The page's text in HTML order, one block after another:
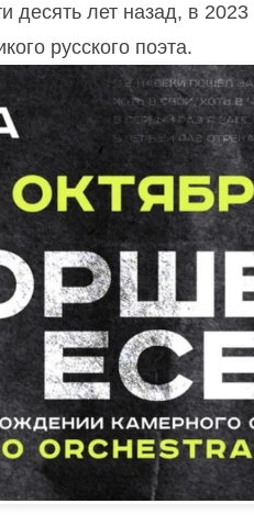
десять лет назад, в
русского поэта.